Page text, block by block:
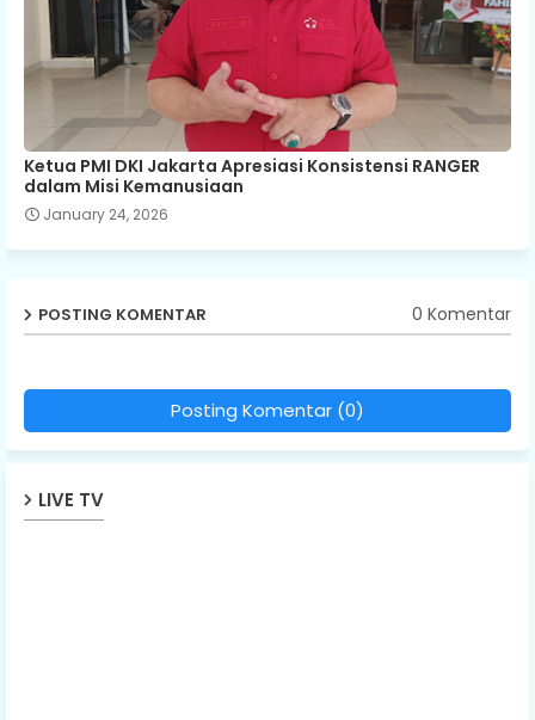
Ketua PMI DKI Jakarta Apresiasi Konsistensi RANGER
dalam Misi Kemanusiaan
January 24, 2026
POSTING KOMENTAR 0 Komentar
Posting Komentar (0)
LIVE TV